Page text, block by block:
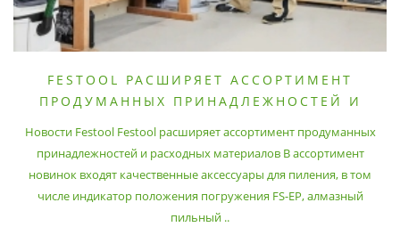
FESTOOL РАСШИРЯЕТ АССОРТИМЕНТ
ПРОДУМАННЫХ ПРИНАДЛЕЖНОСТЕЙ И
Новости Festool Festool расширяет ассортимент продуманных
принадлежностей и расходных материалов В ассортимент
новинок входят качественные аксессуары для пиления, в том
числе индикатор положения погружения FS-EP, алмазный
пильный ..